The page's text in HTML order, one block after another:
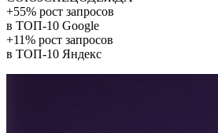
+55% рост запросов
в ТОП-10 Google
+11% рост запросов
в ТОП-10 Яндекс